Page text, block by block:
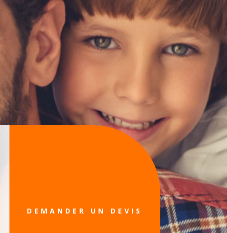
DEMANDER UN DEVIS